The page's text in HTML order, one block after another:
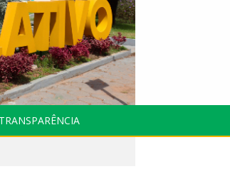
TRANSPARÊNCIA